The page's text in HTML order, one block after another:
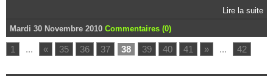
Lire la suite
Mardi 30 Novembre 2010 Commentaires (0)
1 ... « 35 36 37 38 39 40 41 » ... 42